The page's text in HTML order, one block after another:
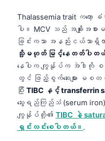
Thalassemia trait ကတော့
ပါ။ MCV သည် အချိုးအစားမ
ခြင်းကသာ အနည်းငယ်သာရှိက
သို့မဟုတ် မြင့်နေတတ်ပါတ
နေပါက ကျွန်ုပ်က အဲဒါကို စ
တွင် ဖြည့်စွက်ဆေးများ မစ
ပြီး TIBC နှင့် transferrin
သွေးရည်ကြည်သံ (serum
ကျွန်ုပ်တို့၏ TIBC နဲ့
ရှင်းလင်းစေပါတယ်။ .
Беларуская мова
Esperanto
Frysk
Ślōnskŏ gŏdka
Norsk bokmål